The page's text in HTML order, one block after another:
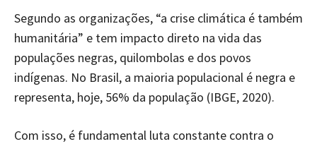
Segundo as organizações, “a crise climática é também
humanitária” e tem impacto direto na vida das
populações negras, quilombolas e dos povos
indígenas. No Brasil, a maioria populacional é negra e
representa, hoje, 56% da população (IBGE, 2020).
Com isso, é fundamental luta constante contra o